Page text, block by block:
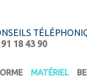
18 43 90
MATÉRIEL